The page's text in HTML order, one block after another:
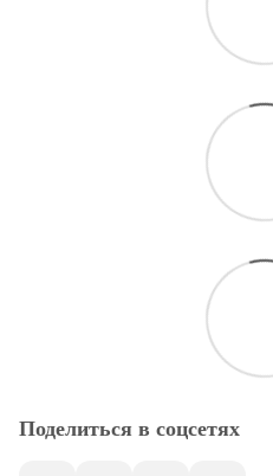
Поделиться в соцсетях